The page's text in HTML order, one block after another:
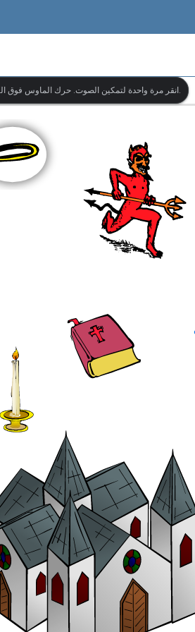
انقر مرة واحدة لتمكين الصوت. حرك الماوس فوق الكلمات والعبارات لسماع نطقها.